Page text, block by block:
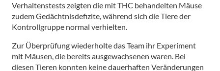
Verhaltenstests zeigten die mit THC behandelten Mäuse
zudem Gedächtnisdefizite, während sich die Tiere der
Kontrollgruppe normal verhielten.
Zur Überprüfung wiederholte das Team ihr Experiment
mit Mäusen, die bereits ausgewachsenen waren. Bei
diesen Tieren konnten keine dauerhaften Veränderungen